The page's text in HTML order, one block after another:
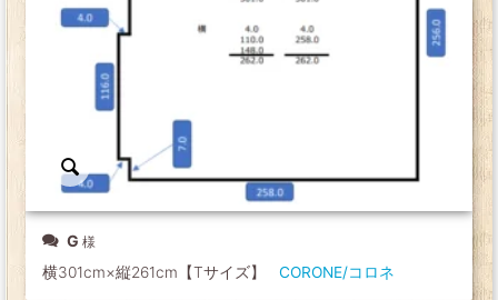
G
横301cm×縦261cm【Tサイズ】 CORONE/コロネ